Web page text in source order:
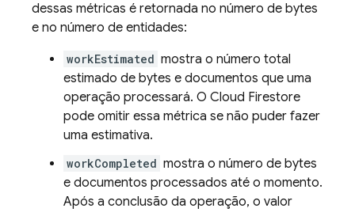
dessas métricas é retornada no número de bytes
e no número de entidades:
workEstimated mostra o número total
estimado de bytes e documentos que uma
operação processará. O Cloud Firestore
pode omitir essa métrica se não puder fazer
uma estimativa.
workCompleted mostra o número de bytes
e documentos processados até o momento.
Após a conclusão da operação, o valor